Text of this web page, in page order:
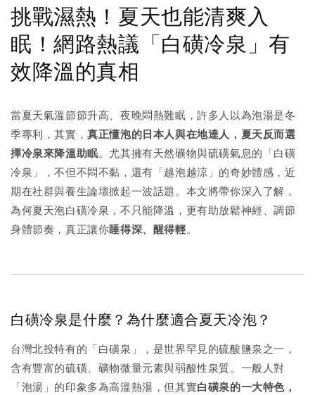
挑戰濕熱！夏天也能清爽入
眠！網路熱議「白磺冷泉」有
效降溫的真相
當夏天氣溫節節升高、夜晚悶熱難眠，許多人以為泡湯是冬
季專利，其實，真正懂泡的日本人與在地達人，夏天反而選
擇冷泉來降溫助眠。尤其擁有天然礦物與硫磺氣息的「白磺
冷泉」，不但不悶不黏，還有「越泡越涼」的奇妙體感，近
期在社群與養生論壇掀起一波話題。本文將帶你深入了解，
為何夏天泡白磺冷泉，不只能降溫，更有助放鬆神經、調節
身體節奏，真正讓你睡得深、醒得輕。
白磺冷泉是什麼？為什麼適合夏天冷泡？
台灣北投特有的「白磺泉」，是世界罕見的硫酸鹽泉之一，
含有豐富的硫磺、礦物微量元素與弱酸性泉質。一般人對
「泡湯」的印象多為高溫熱湯，但其實白磺泉的一大特色，